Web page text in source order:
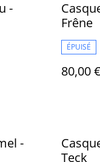
-
Frêne
ÉPUISÉ
80,00 €
-
Teck